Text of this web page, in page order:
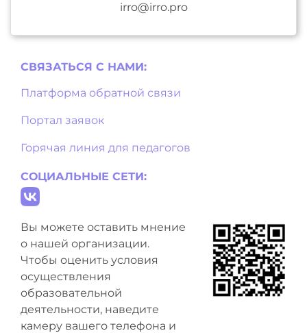
irro@irro.pro
СВЯЗАТЬСЯ С НAМИ:
Платформа обратной связи
Портал заявок
Горячая линия для педагогов
СОЦИАЛЬНЫЕ СЕТИ:
Вы можете оставить мнение
о нашей организации.
Чтобы оценить условия
осуществления
образовательной
деятельности, наведите
камеру вашего телефона и